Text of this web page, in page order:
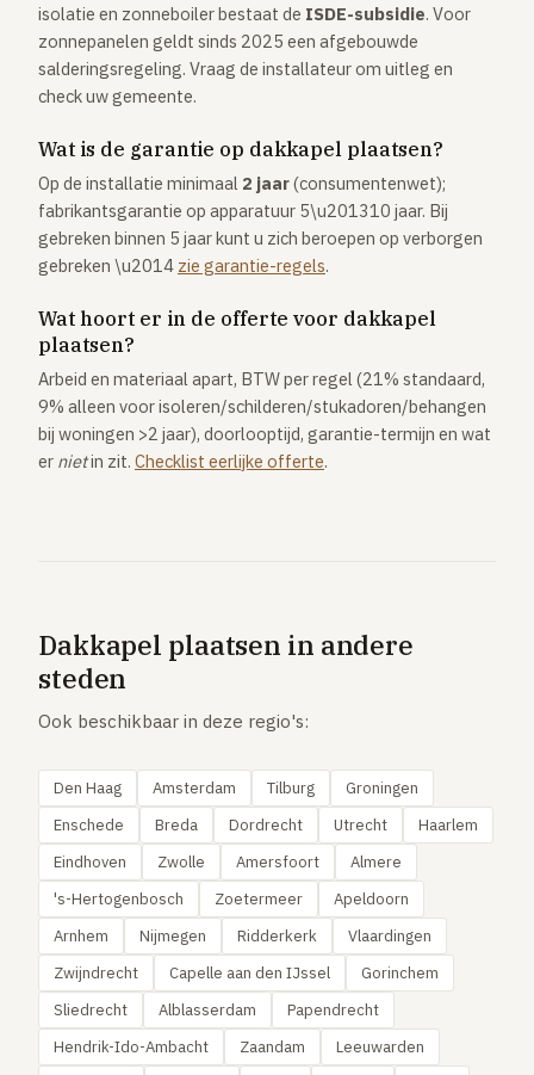
isolatie en zonneboiler bestaat de ISDE-subsidie. Voor
zonnepanelen geldt sinds 2025 een afgebouwde
salderingsregeling. Vraag de installateur om uitleg en
check uw gemeente.
Wat is de garantie op dakkapel plaatsen?
Op de installatie minimaal 2 jaar(consumentenwet);
fabrikantsgarantie op apparatuur 5\u201310 jaar. Bij
gebreken binnen 5 jaar kunt u zich beroepen op verborgen
gebreken \u2014 zie garantie-regels.
Wat hoort er in de offerte voor dakkapel
plaatsen?
Arbeid en materiaal apart, BTW per regel (21% standaard,
9% alleen voor isoleren/schilderen/stukadoren/behangen
bij woningen >2 jaar), doorlooptijd, garantie-termijn en wat
er nietin zit. Checklist eerlijke offerte.
Dakkapel plaatsen in andere
steden
Ook beschikbaar in deze regio's:
Den Haag Amsterdam Tilburg
Groningen
Enschede
Breda Dordrecht Utrecht
Haarlem
Eindhoven
Zwolle Amersfoort
Almere
's-Hertogenbosch
Zoetermeer
Apeldoorn
Arnhem
Nijmegen Ridderkerk
Vlaardingen
Zwijndrecht
Capelle aan den IJssel
Gorinchem
Sliedrecht
Alblasserdam
Papendrecht
Hendrik-Ido-Ambacht
Zaandam
Leeuwarden